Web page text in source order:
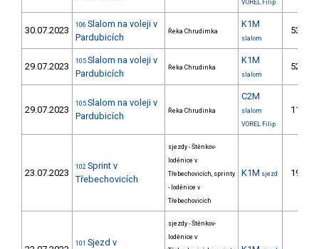
VOREL Filip
30.07.2023 106 Slalom na voleji v
Pardubicích
Řeka Chrudimka
K1M
slalom
53.
29.07.2023 105 Slalom na voleji v
Pardubicích
Řeka Chrudinka
K1M
slalom
52.
29.07.2023
105 Slalom na voleji v
Pardubicích
Řeka Chrudinka
C2M
slalom
VOREL Filip
11.
23.07.2023
102 Sprint v
Třebechovicích
sjezdy - Štěnkov-
loděnice v
Třebechovicích, sprinty
- loděnice v
Třebechovicích
K1M sjezd 19.
101 Sjezd v
sjezdy - Štěnkov-
loděnice v